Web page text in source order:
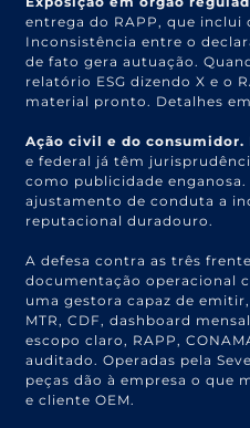
entrega do RAPP, que inclui
Inconsistência entre o
de fato gera autuação.
relatório ESG dizendo X e o
material pronto. Detalhes em
Ação civil e do consumidor.
e federal já têm
como publicidade
ajustamento de conduta a
reputacional duradouro.
A defesa contra as três
documentação operacional
uma gestora capaz de
MTR, CDF, dashboard
escopo claro, RAPP,
auditado. Operadas pela
peças dão à empresa o que
e cliente OEM.